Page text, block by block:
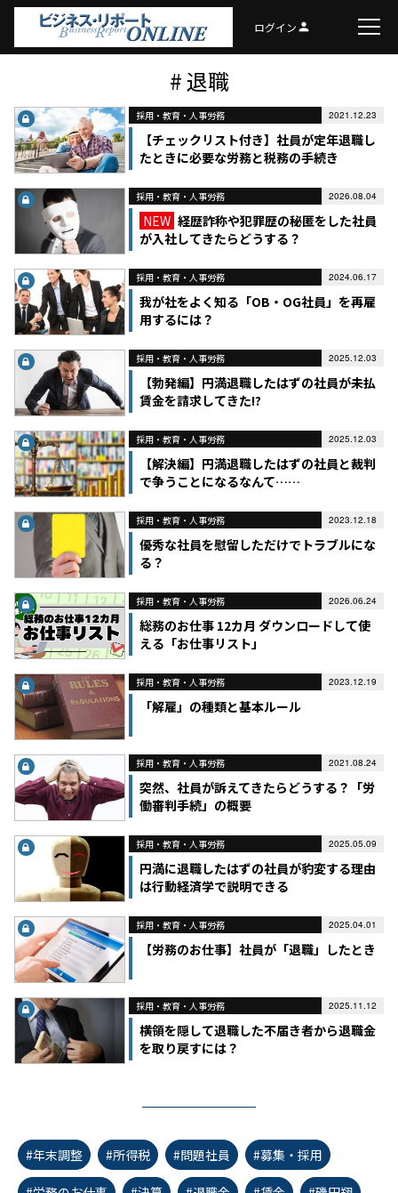
ログインperson
# 退職
採用・教育・人事労務 2021.12.23
【チェックリスト付き】社員が定年退職し
たときに必要な労務と税務の手続き
採用・教育・人事労務 2026.08.04
NEW 経歴詐称や犯罪歴の秘匿をした社員
が入社してきたらどうする？
採用・教育・人事労務 2024.06.17
我が社をよく知る「OB・OG社員」を再雇
用するには？
採用・教育・人事労務 2025.12.03
【勃発編】円満退職したはずの社員が未払
賃金を請求してきた!?
採用・教育・人事労務 2025.12.03
【解決編】円満退職したはずの社員と裁判
で争うことになるなんて……
採用・教育・人事労務 2023.12.18
優秀な社員を慰留しただけでトラブルにな
る？
採用・教育・人事労務 2026.06.24
総務のお仕事 12カ月 ダウンロードして使
える「お仕事リスト」
採用・教育・人事労務 2023.12.19
「解雇」の種類と基本ルール
採用・教育・人事労務 2021.08.24
突然、社員が訴えてきたらどうする？「労
働審判手続」の概要
採用・教育・人事労務 2025.05.09
円満に退職したはずの社員が豹変する理由
は行動経済学で説明できる
採用・教育・人事労務 2025.04.01
【労務のお仕事】社員が「退職」したとき
採用・教育・人事労務 2025.11.12
横領を隠して退職した不届き者から退職金
を取り戻すには？
#年末調整 #所得税 #問題社員 #募集・採用